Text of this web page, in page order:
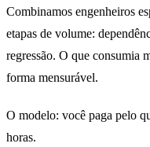
Combinamos engenheiros
etapas de volume:
regressão. O que consumia
forma mensurável.
O modelo: você paga pelo
horas.